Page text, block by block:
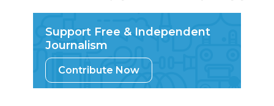
Support Free & Independent
Journalism
Contribute Now